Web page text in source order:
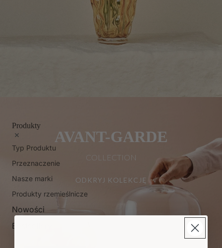
Produkty
Typ Produktu
Przeznaczenie
Nasze marki
Produkty rzemieślnicze
Nowości
Bestsellery
AVANT-GARDE
COLLECTION
ODKRYJ KOLEKCJĘ